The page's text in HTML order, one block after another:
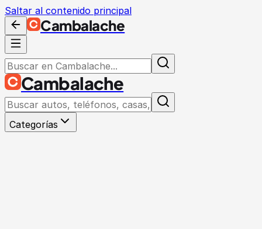
Saltar al contenido principal
Cambalache
Cambalache
Categorías